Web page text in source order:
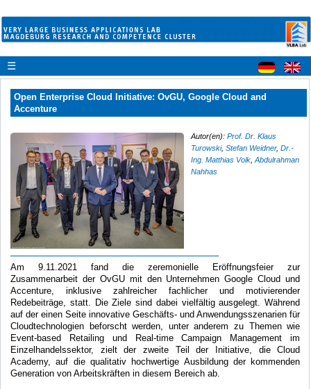
☰
Open Enterprise Cloud Initiative: OvGU, Google Cloud and
Accenture
Autor(en): Prof. Dr. Klaus
Turowski, Stefan Weidner, Dr.-
Ing. Matthias Volk Abdulrahman
Nahhas
Am 9.11.2021 fand die zeremonielle Eröffnungsfeier zur
Zusammenarbeit der OvGU mit den Unternehmen Google Cloud und
Accenture, inklusive zahlreicher fachlicher und motivierender
Redebeiträge, statt. Die Ziele sind dabei vielfältig ausgelegt. Während
auf der einen Seite innovative Geschäfts- und Anwendungsszenarien für
Cloudtechnologien beforscht werden, unter anderem zu Themen wie
Event-based Retailing und Real-time Campaign Management im
Einzelhandelssektor, zielt der zweite Teil der Initiative, die Cloud
Academy, auf die qualitativ hochwertige Ausbildung der kommenden
Generation von Arbeitskräften in diesem Bereich ab.